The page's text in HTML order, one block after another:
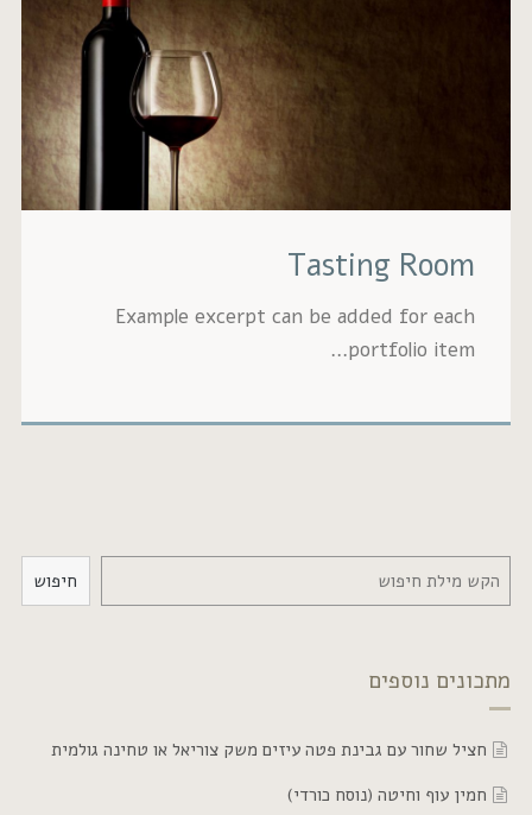
Tasting
Example excerpt can be added
עם גבינת פטה עיזים משק צוריאל או טחינה גולמית
(נוסח כורדי)